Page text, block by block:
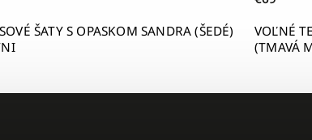
ŠATY S OPASKOM SANDRA (ŠEDÉ)
VOĽNÉ
(TMAVÁ